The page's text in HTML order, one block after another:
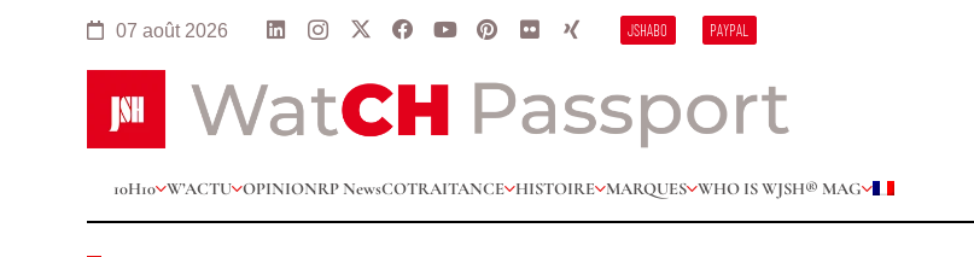
07 août 2026 JSHABO PAYPAL
10H10 W’ACTU OPINIONRP NewsCOTRAITANCE HISTOIRE MARQUES WHO IS WJSH® MAG